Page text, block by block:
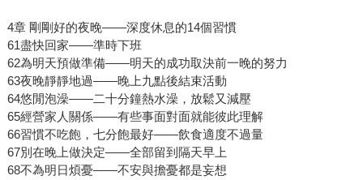
4章 剛剛好的夜晚——深度休息的14個習慣
61盡快回家——準時下班
62為明天預做準備——明天的成功取決前一晚的努力
63夜晚靜靜地過——晚上九點後結束活動
64悠閒泡澡——二十分鐘熱水澡，放鬆又減壓
65經營家人關係——有些事面對面就能彼此理解
66習慣不吃飽，七分飽最好——飲食適度不過量
67別在晚上做決定——全部留到隔天早上
68不為明日煩憂——不安與擔憂都是妄想